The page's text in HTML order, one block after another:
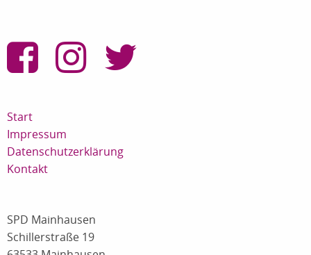
Start
Impressum
Datenschutzerklärung
Kontakt
SPD Mainhausen
Schillerstraße 19